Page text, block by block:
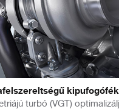
turbó (VGT)